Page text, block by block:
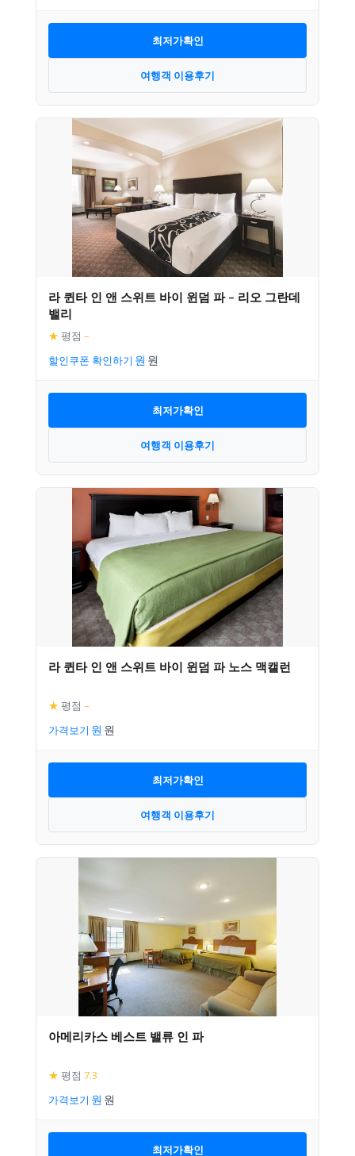
최저가확인
여행객 이용후기
라 퀸타 인 앤 스위트 바이 윈덤 파 – 리오 그란데
밸리
★ 평점 –
할인쿠폰 확인하기
최저가확인
여행객 이용후기
라 퀸타 인 앤 스위트 바이 윈덤 파 노스 맥캘런
★ 평점 –
가격보기
최저가확인
여행객 이용후기
아메리카스 베스트 밸류 인 파
★ 평점 7.3
가격보기
최저가확인